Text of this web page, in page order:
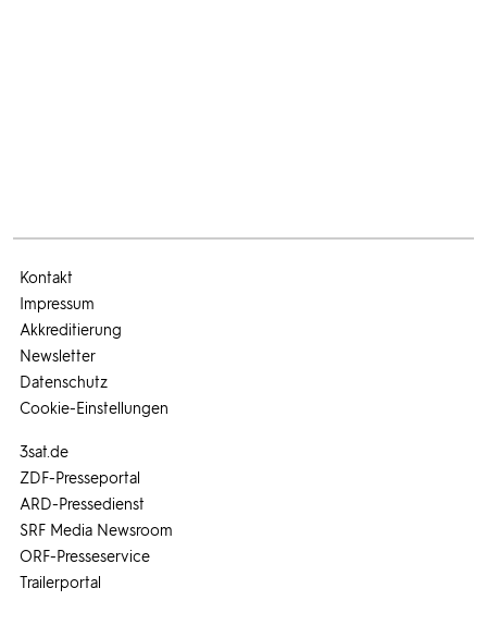
3sat.de
ZDF-Presseportal
ARD-Pressedienst
SRF Media Newsroom
ORF-Presseservice
Trailerportal
Kontakt
Impressum
Akkreditierung
Newsletter
Datenschutz
Cookie-Einstellungen